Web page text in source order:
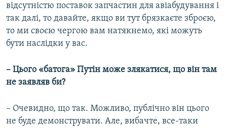
відсутністю поставок запчастин для авіабудування і
так далі, то давайте, якщо ви тут брязкаєте зброєю,
то ми своєю чергою вам натякнемо, які можуть
бути наслідки у вас.
– Цього «батога» Путін може злякатися, що він там
не заявляв би?
– Очевидно, що так. Можливо, публічно він цього
не буде демонструвати. Але, вибачте, все-таки